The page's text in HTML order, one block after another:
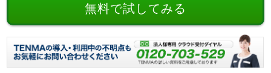
無料で試してみる